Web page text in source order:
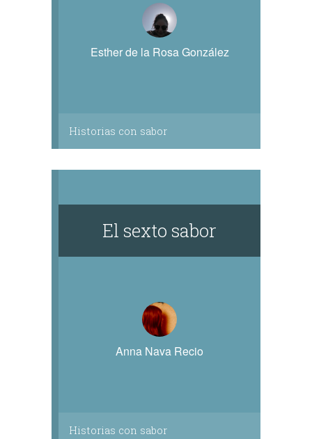
Esther de la Rosa González
Historias con sabor
El sexto sabor
Anna Nava Recio
Historias con sabor